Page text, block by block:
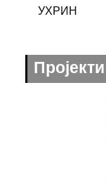
УХРИН
Пројекти